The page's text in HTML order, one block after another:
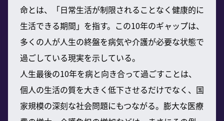
命とは、「日常生活が制限されることなく健康的に
生活できる期間」を指す。この10年のギャップは、
多くの人が人生の終盤を病気や介護が必要な状態で
過ごしている現実を示している。
人生最後の10年を病と向き合って過ごすことは、
個人の生活の質を大きく低下させるだけでなく、国
家規模の深刻な社会問題にもつながる。膨大な医療